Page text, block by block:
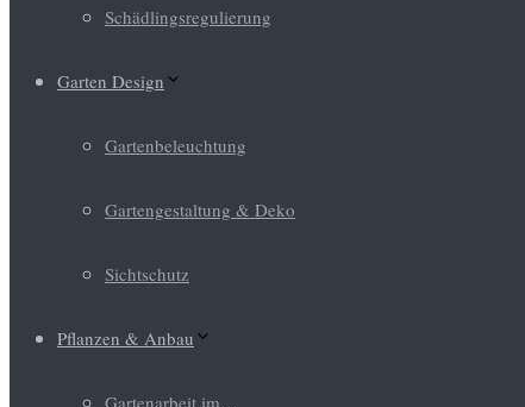
Schädlingsregulierung
Garten Design
Gartenbeleuchtung
Gartengestaltung & Deko
Sichtschutz
Pflanzen & Anbau